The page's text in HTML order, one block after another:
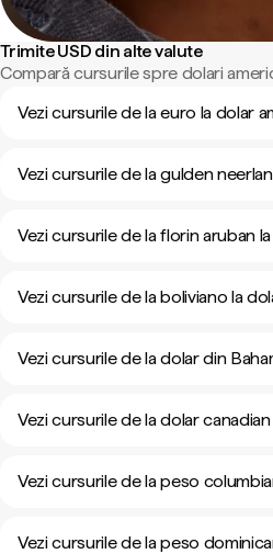
Trimite USD din alte valute
Compară cursurile spre dolari
Vezi cursurile de la euro la dolar
Vezi cursurile de la gulden
Vezi cursurile de la florin aruban
Vezi cursurile de la boliviano la
Vezi cursurile de la dolar din
Vezi cursurile de la dolar
Vezi cursurile de la peso
Vezi cursurile de la peso